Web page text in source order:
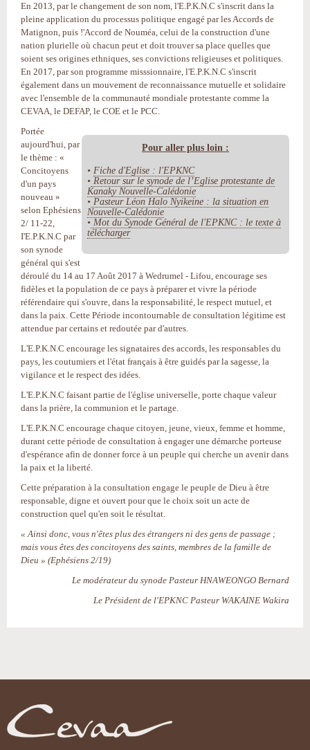
En 2013, par le changement de son nom, l'E.P.K.N.C s'inscrit dans la
pleine application du processus politique engagé par les Accords de
Matignon, puis !'Accord de Nouméa, celui de la construction d'une
nation plurielle où chacun peut et doit trouver sa place quelles que
soient ses origines ethniques, ses convictions religieuses et politiques.
En 2017, par son programme misssionnaire, l'E.P.K.N.C s'inscrit
également dans un mouvement de reconnaissance mutuelle et solidaire
avec l'ensemble de la communauté mondiale protestante comme la
CEVAA, le DEFAP, le COE et le PCC.
Pour aller plus loin :
• Fiche d'Eglise : l'EPKNC
• Retour sur le synode de l’Eglise protestante de
Kanaky Nouvelle-Calédonie
• Pasteur Léon Halo Nyikeine : la situation en
Nouvelle-Calédonie
• Mot du Synode Général de l'EPKNC : le texte à
télécharger
Portée
aujourd'hui, par
le thème : «
Concitoyens
d'un pays
nouveau »
selon Ephésiens
2/ 11-22,
I'E.P.K.N.C par
son synode
général qui s'est
déroulé du 14 au 17 Août 2017 à Wedrumel - Lifou, encourage ses
fidèles et la population de ce pays à préparer et vivre la période
référendaire qui s'ouvre, dans la responsabilité, le respect mutuel, et
dans la paix. Cette Période incontournable de consultation légitime est
attendue par certains et redoutée par d'autres.
L'E.P.K.N.C encourage les signataires des accords, les responsables du
pays, les coutumiers et l'état français à être guidés par la sagesse, la
vigilance et le respect des idées.
L'E.P.K.N.C faisant partie de l'église universelle, porte chaque valeur
dans la prière, la communion et le partage.
L'E.P.K.N.C encourage chaque citoyen, jeune, vieux, femme et homme,
durant cette période de consultation à engager une démarche porteuse
d'espérance afin de donner force à un peuple qui cherche un avenir dans
la paix et la liberté.
Cette préparation à la consultation engage le peuple de Dieu à être
responsable, digne et ouvert pour que le choix soit un acte de
construction quel qu'en soit le résultat.
« Ainsi donc, vous n'êtes plus des étrangers ni des gens de passage ;
mais vous êtes des concitoyens des saints, membres de la famille de
Dieu » (Ephésiens 2/19)
Le modérateur du synode Pasteur HNAWEONGO Bernard
Le Président de l'EPKNC Pasteur WAKAINE Wakira
document